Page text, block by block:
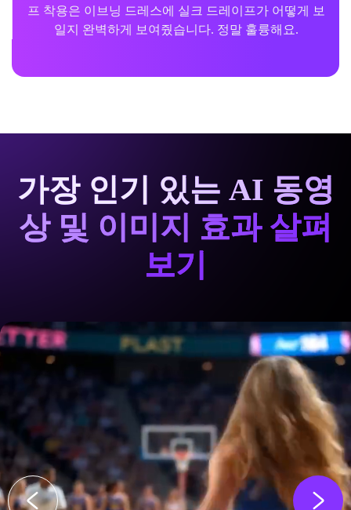
프 착용은 이브닝 드레스에 실크 드레이프가 어떻게 보
일지 완벽하게 보여줬습니다. 정말 훌륭해요.
가장 인기 있는 AI 동영
상 및 이미지 효과 살펴
보기